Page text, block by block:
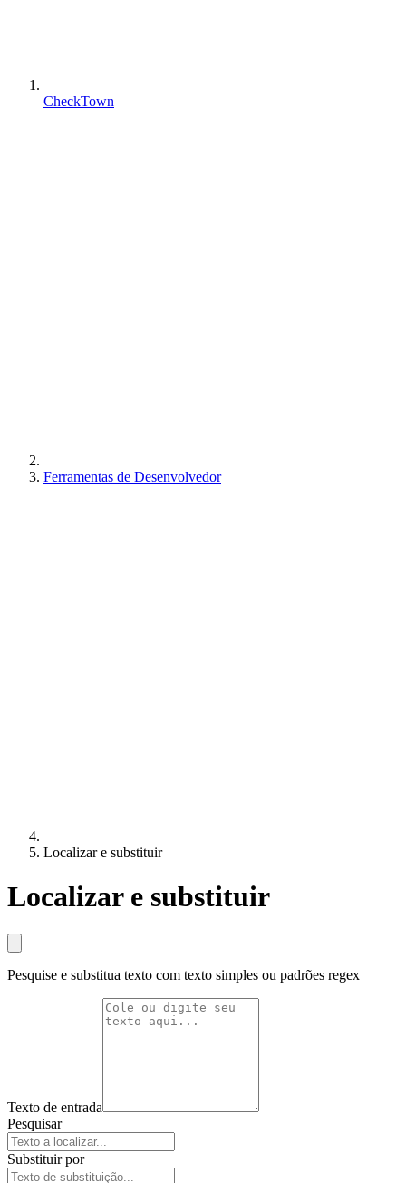
CheckTown
Ferramentas de Desenvolvedor
Localizar e substituir
Localizar e substituir
Pesquise e substitua texto com texto simples ou padrões regex
Texto de entrada
Pesquisar
Substituir por